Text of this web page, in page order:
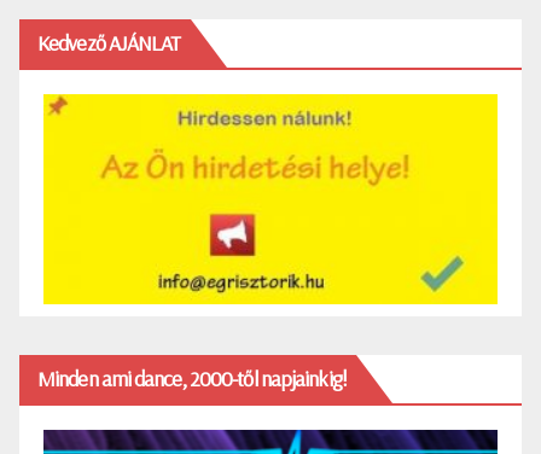
Kedvező AJÁNLAT
Minden ami dance, 2000-től napjainkig!